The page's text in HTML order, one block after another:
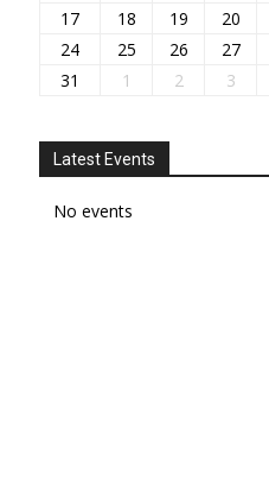
17
18 19 20
24
25 26 27
31
1 2 3
Latest Events
No events